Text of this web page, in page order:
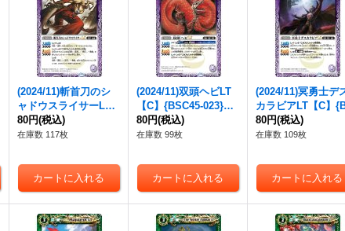
(2024/11)斬首刀のシ
ャドウスライサーLT
【C】{BSC45-022}
《紫》
80円(税込)
在庫数 117枚
(2024/11)双頭ヘビLT
【C】{BSC45-023}
《紫》
80円(税込)
在庫数 99枚
(2024/11)冥勇士デ
カラビアLT【C】
C45-024}《紫》
80円(税込)
在庫数 109枚